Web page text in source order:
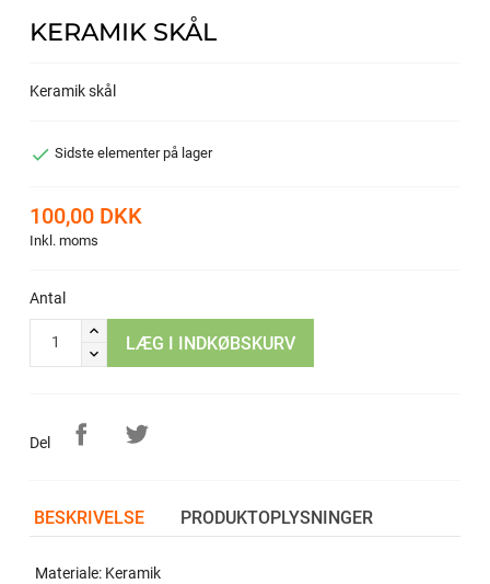
KERAMIK SKÅL
Keramik skål
 Sidste elementer på lager
100,00 DKK
Inkl. moms
Antal
LÆG I INDKØBSKURV
Del
BESKRIVELSE PRODUKTOPLYSNINGER
Materiale: Keramik